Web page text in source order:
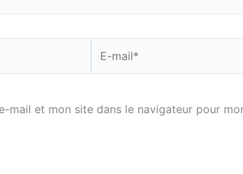
mail*
mail et mon site dans le navigateur pour